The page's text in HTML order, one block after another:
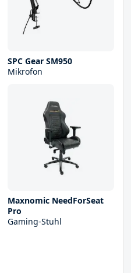
SPC Gear SM950
Mikrofon
Maxnomic NeedForSeat
Pro
Gaming-Stuhl